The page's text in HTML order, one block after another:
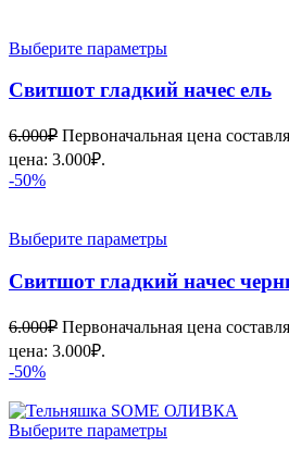
Выберите параметры
Свитшот гладкий начес ель
6.000₽ Первоначальная цена
цена: 3.000₽.
-50%
Выберите параметры
Свитшот гладкий начес
6.000₽ Первоначальная цена
цена: 3.000₽.
-50%
Выберите параметры